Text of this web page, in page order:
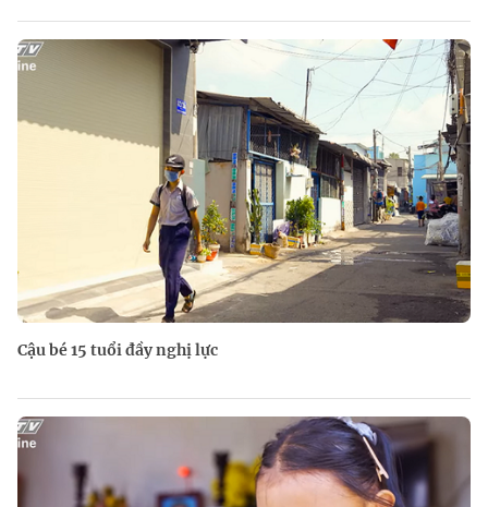
Cậu bé 15 tuổi đầy nghị lực